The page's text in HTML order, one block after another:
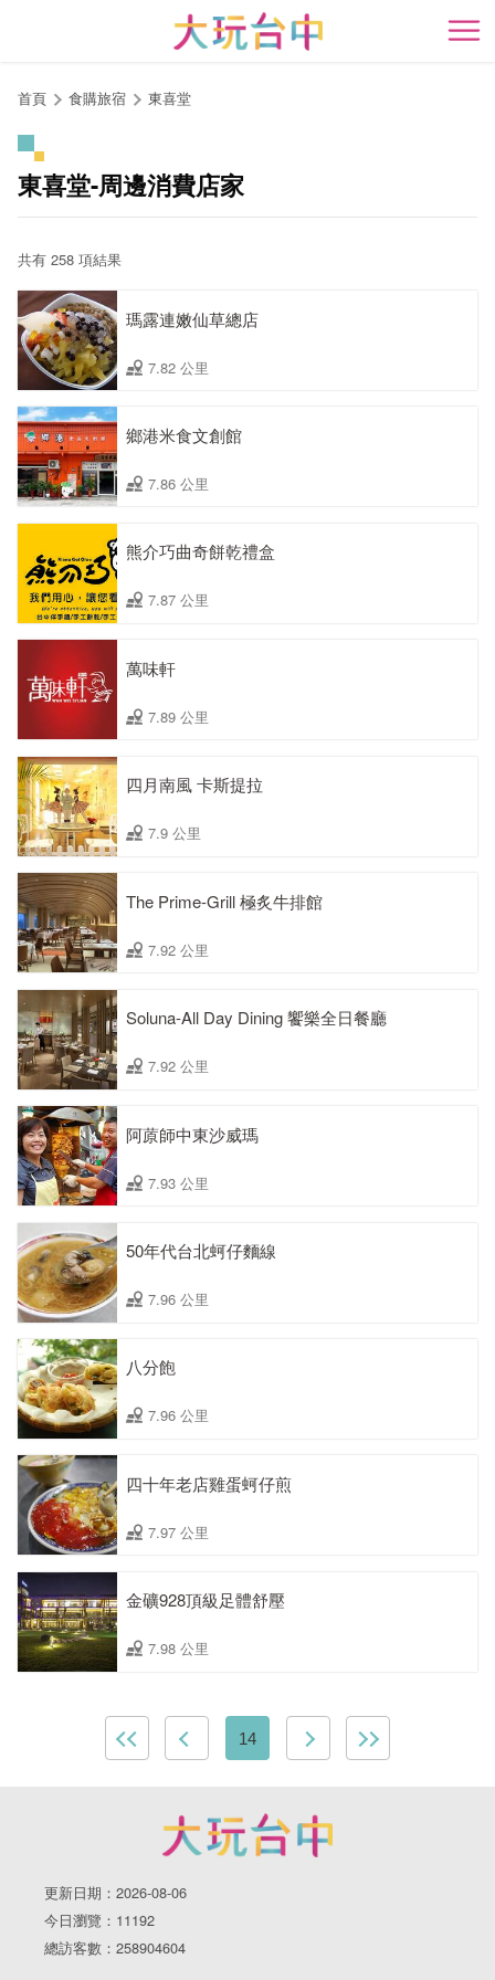
開
首頁 食購旅宿 東喜堂
東喜堂-周邊消費店家
共有 258 項結果
瑪露連嫩仙草總店
7.82 公里
鄉港米食文創館
7.86 公里
熊介巧曲奇餅乾禮盒
7.87 公里
萬味軒
7.89 公里
四月南風 卡斯提拉
7.9 公里
The Prime-Grill 極炙牛排館
7.92 公里
Soluna-All Day Dining 饗樂全日餐廳
7.92 公里
阿蒝師中東沙威瑪
7.93 公里
50年代台北蚵仔麵線
7.96 公里
八分飽
7.96 公里
四十年老店雞蛋蚵仔煎
7.97 公里
金礦928頂級足體舒壓
7.98 公里
14
更新日期：2026-08-06
今日瀏覽：11192
總訪客數：258904604